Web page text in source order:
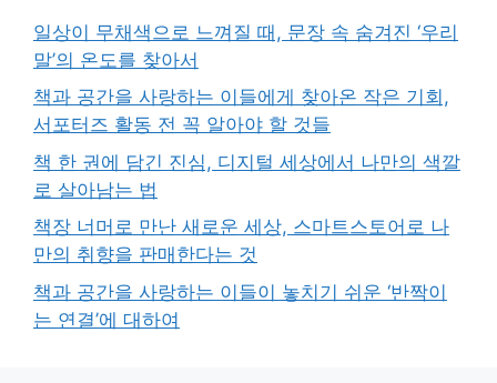
일상이 무채색으로 느껴질 때, 문장 속 숨겨진 ‘우리
말’의 온도를 찾아서
책과 공간을 사랑하는 이들에게 찾아온 작은 기회,
서포터즈 활동 전 꼭 알아야 할 것들
책 한 권에 담긴 진심, 디지털 세상에서 나만의 색깔
로 살아남는 법
책장 너머로 만난 새로운 세상, 스마트스토어로 나
만의 취향을 판매한다는 것
책과 공간을 사랑하는 이들이 놓치기 쉬운 ‘반짝이
는 연결’에 대하여